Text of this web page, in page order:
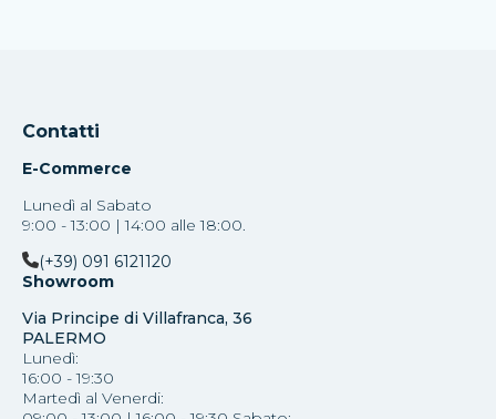
Contatti
E-Commerce
Lunedì al Sabato
9:00 - 13:00 | 14:00 alle 18:00.
(+39) 091 6121120
Showroom
Via Principe di Villafranca, 36
PALERMO
Lunedì:
16:00 - 19:30
Martedì al Venerdi: